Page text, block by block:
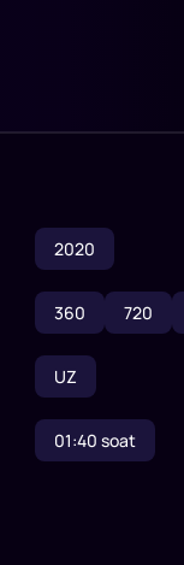
2020
360 720
UZ
01:40 soat